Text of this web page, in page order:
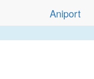
Aniport